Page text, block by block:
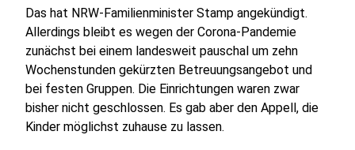
Das hat NRW-Familienminister Stamp angekündigt.
Allerdings bleibt es wegen der Corona-Pandemie
zunächst bei einem landesweit pauschal um zehn
Wochenstunden gekürzten Betreuungsangebot und
bei festen Gruppen. Die Einrichtungen waren zwar
bisher nicht geschlossen. Es gab aber den Appell, die
Kinder möglichst zuhause zu lassen.